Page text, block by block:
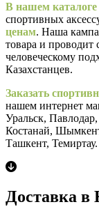
В нашем каталоге
спортивных
ценам. Наша
товара и проводит
человеческому
Казахстанцев.
Заказать
нашем интернет
Уральск,
Костанай,
Ташкент, Темиртау.
Доставка в